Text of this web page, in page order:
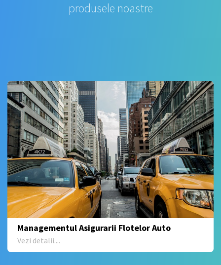
produsele noastre
Managementul Asigurarii Flotelor Auto
Vezi detalii....